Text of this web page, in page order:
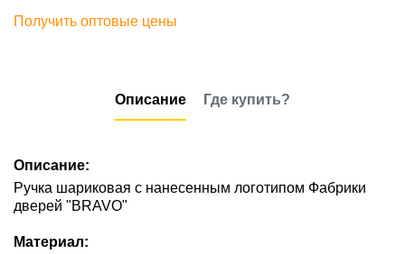
Получить оптовые цены
Описание Где купить?
Описание:
Ручка шариковая с нанесенным логотипом Фабрики
дверей "BRAVO"
Материал: